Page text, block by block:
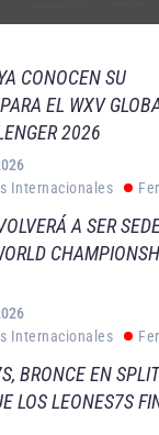
CONOCEN SU
EL WXV
2026
Internacionales
A SER
Internacionales
BRONCE EN SPLIT
LOS LEONES7S